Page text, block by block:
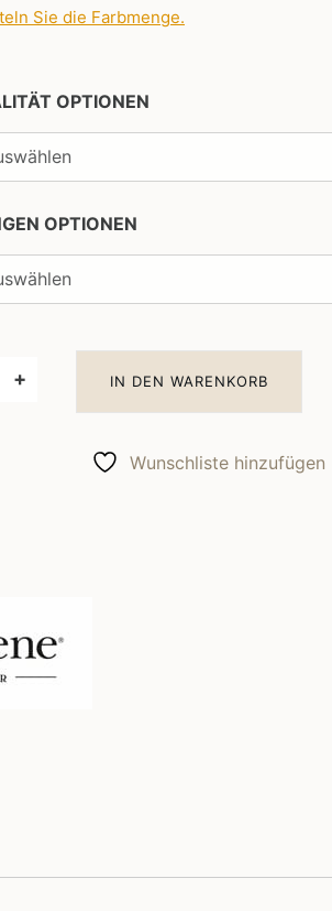
Sie die Farbmenge.
OPTIONEN
OPTIONEN
+ IN DEN WARENKORB
Wunschliste hinzufügen